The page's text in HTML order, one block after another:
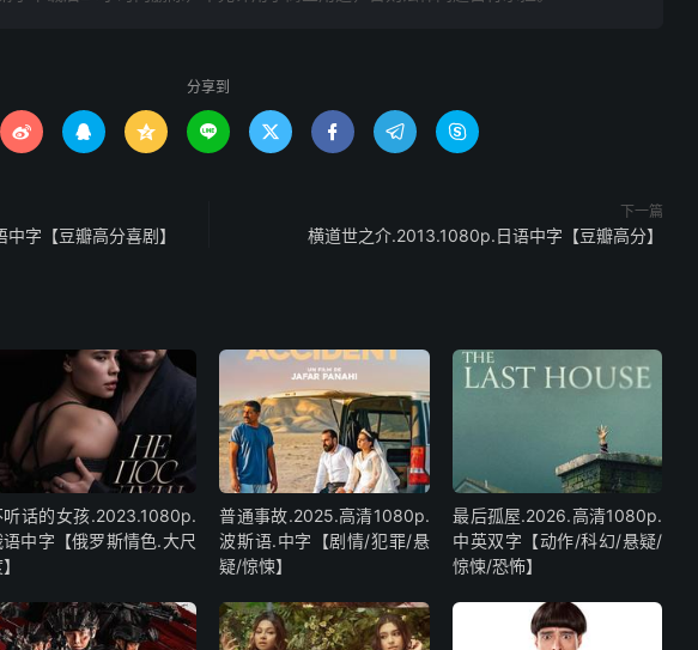
分享到
       
字【豆瓣高分喜剧】
下一篇
横道世之介.2013.1080p.日语中字【豆瓣高分】
听话的女孩.2023.1080p.
语中字【俄罗斯情色.大尺
普通事故.2025.高清1080p.
波斯语.中字【剧情/犯罪/悬
疑/惊悚】
最后孤屋.2026.高清1080p.
中英双字【动作/科幻/悬疑/
惊悚/恐怖】